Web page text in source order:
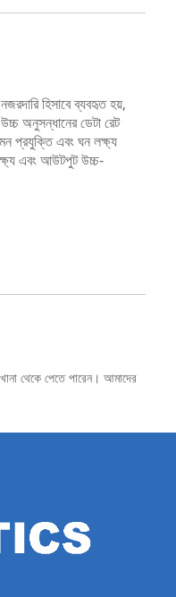
হিসাবে ব্যবহৃত হয়,
অনুসন্ধানের ডেটা রেট
প্রযুক্তি এবং ঘন লক্ষ্য
এবং আউটপুট উচ্চ-
থেকে পেতে পারেন। আমাদের